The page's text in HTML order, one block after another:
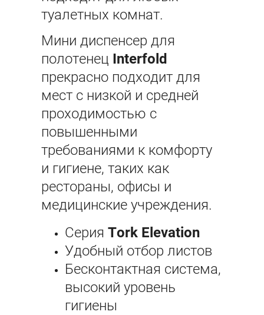
туалетных комнат.
Мини диспенсер для
полотенец Interfold
прекрасно подходит для
мест с низкой и средней
проходимостью с
повышенными
требованиями к комфорту
и гигиене, таких как
рестораны, офисы и
медицинские учреждения.
Серия Tork Elevation
Удобный отбор листов
Бесконтактная система,
высокий уровень
гигиены